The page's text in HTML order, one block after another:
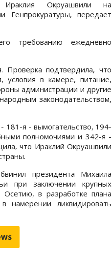
Ираклия Окруашвили на
Генпрокуратуры, передает
требованию ежедневно
Проверка подтвердила, что
условия в камере, питание,
администрации и другие
законодательством,
181-я - вымогательство, 194-
полномочиями и 342-я -
что Ираклий Окруашвили
президента Михаила
при заключении крупных
в разработке плана
намерении ликвидировать